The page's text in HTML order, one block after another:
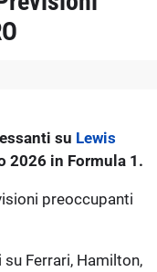
su Lewis
2026 in Formula 1.
preoccupanti
Ferrari, Hamilton,